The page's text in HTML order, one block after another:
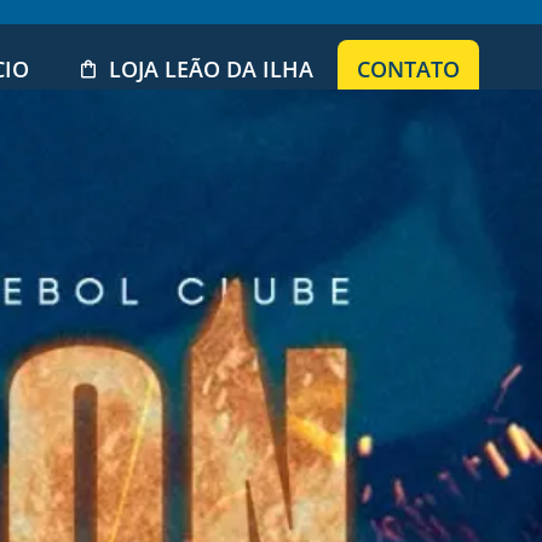
LOJA LEÃO DA ILHA CONTATO